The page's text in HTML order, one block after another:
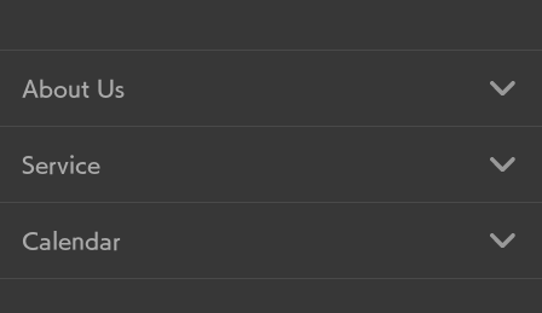
About Us
Service
Calendar